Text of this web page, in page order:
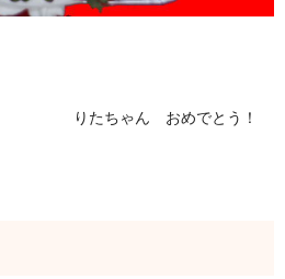
りたちゃん おめでとう！